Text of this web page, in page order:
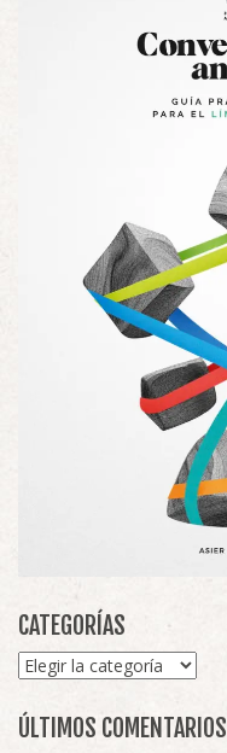
CATEGORÍAS
Categorías
ÚLTIMOS COMENTARIOS